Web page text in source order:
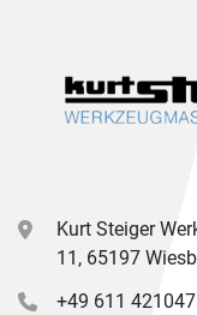
Kurt Steiger
11, 65197
+49 611 421047